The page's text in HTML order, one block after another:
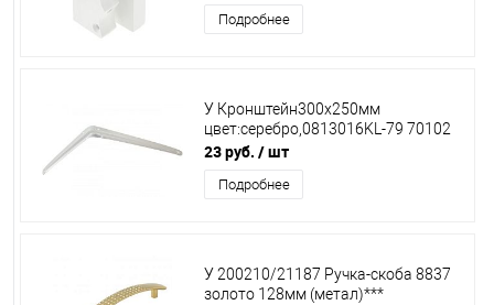
Подробнее
У Кронштейн300х250мм
цвет:серебро,0813016KL-79 70102
23 руб. / шт
Подробнее
У 200210/21187 Ручка-скоба 8837
золото 128мм (метал)***